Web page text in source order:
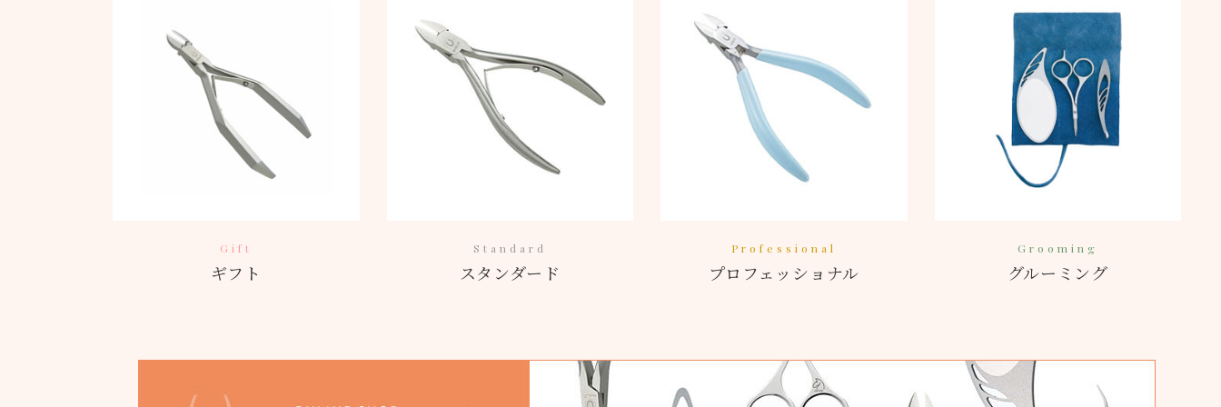
Gift
ギフト
Standard
スタンダード
Professional
プロフェッショナル
Grooming
グルーミング